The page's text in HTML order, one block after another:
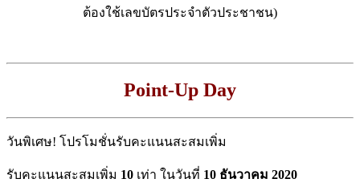
ต้องใช้เลขบัตรประจำตัวประชาชน)
Point-Up Day
วันพิเศษ! โปรโมชั่นรับคะแนนสะสมเพิ่ม
รับคะแนนสะสมเพิ่ม 10 เท่า ในวันที่ 10 ธันวาคม 2020